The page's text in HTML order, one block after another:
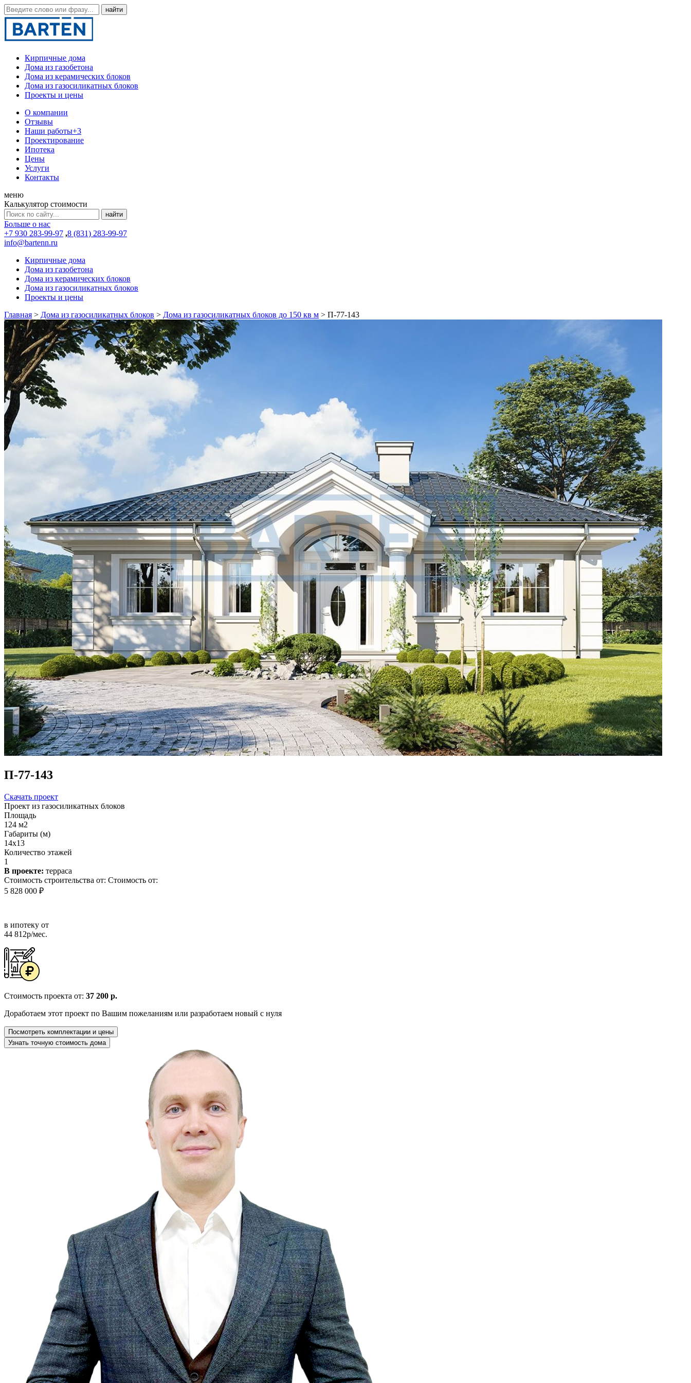
Кирпичные дома
Дома из газобетона
Дома из керамических блоков
Дома из газосиликатных блоков
Проекты и цены
О компании
Отзывы
Наши работы+3
Проектирование
Ипотека
Цены
Услуги
Контакты
меню
Калькулятор стоимости
Больше о нас
+7 930 283-99-97 ,8 (831) 283-99-97
info@bartenn.ru
Кирпичные дома
Дома из газобетона
Дома из керамических блоков
Дома из газосиликатных блоков
Проекты и цены
Главная > Дома из газосиликатных блоков > Дома из газосиликатных блоков до 150 кв м > П-77-143
П-77-143
Скачать проект
Проект из газосиликатных блоков
Площадь
124 м2
Габариты (м)
14x13
Количество этажей
1
В проекте: терраса
Стоимость строительства от: Стоимость от:
5 828 000 ₽
в ипотеку от
44 812р/мес.
Стоимость проекта от: 37 200 р.
Доработаем этот проект по Вашим пожеланиям или разработаем новый с нуля
Посмотреть комплектации и цены
Узнать точную стоимость дома